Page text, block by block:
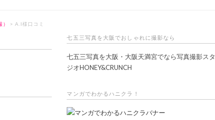
> A.I様口コミ
七五三写真を大阪でおしゃれに撮影なら
七五三写真を大阪・大阪天満宮でなら写真撮影スタ
ジオHONEY&CRUNCH
マンガでわかるハニクラ！